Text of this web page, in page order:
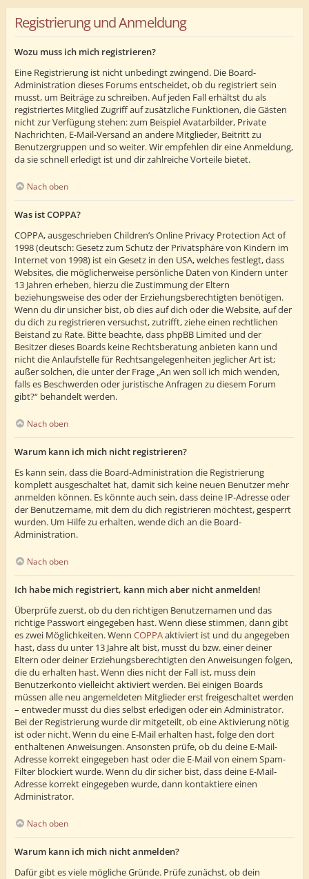
Registrierung und Anmeldung
Wozu muss ich mich registrieren?
Eine Registrierung ist nicht unbedingt zwingend. Die Board-
Administration dieses Forums entscheidet, ob du registriert sein
musst, um Beiträge zu schreiben. Auf jeden Fall erhältst du als
registriertes Mitglied Zugriff auf zusätzliche Funktionen, die Gästen
nicht zur Verfügung stehen: zum Beispiel Avatarbilder, Private
Nachrichten, E-Mail-Versand an andere Mitglieder, Beitritt zu
Benutzergruppen und so weiter. Wir empfehlen dir eine Anmeldung,
da sie schnell erledigt ist und dir zahlreiche Vorteile bietet.
Nach oben
Was ist COPPA?
COPPA, ausgeschrieben Children’s Online Privacy Protection Act of
1998 (deutsch: Gesetz zum Schutz der Privatsphäre von Kindern im
Internet von 1998) ist ein Gesetz in den USA, welches festlegt, dass
Websites, die möglicherweise persönliche Daten von Kindern unter
13 Jahren erheben, hierzu die Zustimmung der Eltern
beziehungsweise des oder der Erziehungsberechtigten benötigen.
Wenn du dir unsicher bist, ob dies auf dich oder die Website, auf der
du dich zu registrieren versuchst, zutrifft, ziehe einen rechtlichen
Beistand zu Rate. Bitte beachte, dass phpBB Limited und der
Besitzer dieses Boards keine Rechtsberatung anbieten kann und
nicht die Anlaufstelle für Rechtsangelegenheiten jeglicher Art ist;
außer solchen, die unter der Frage „An wen soll ich mich wenden,
falls es Beschwerden oder juristische Anfragen zu diesem Forum
gibt?“ behandelt werden.
Nach oben
Warum kann ich mich nicht registrieren?
Es kann sein, dass die Board-Administration die Registrierung
komplett ausgeschaltet hat, damit sich keine neuen Benutzer mehr
anmelden können. Es könnte auch sein, dass deine IP-Adresse oder
der Benutzername, mit dem du dich registrieren möchtest, gesperrt
wurden. Um Hilfe zu erhalten, wende dich an die Board-
Administration.
Nach oben
Ich habe mich registriert, kann mich aber nicht anmelden!
Überprüfe zuerst, ob du den richtigen Benutzernamen und das
richtige Passwort eingegeben hast. Wenn diese stimmen, dann gibt
es zwei Möglichkeiten. Wenn COPPAaktiviert ist und du angegeben
hast, dass du unter 13 Jahre alt bist, musst du bzw. einer deiner
Eltern oder deiner Erziehungsberechtigten den Anweisungen folgen,
die du erhalten hast. Wenn dies nicht der Fall ist, muss dein
Benutzerkonto vielleicht aktiviert werden. Bei einigen Boards
müssen alle neu angemeldeten Mitglieder erst freigeschaltet werden
– entweder musst du dies selbst erledigen oder ein Administrator.
Bei der Registrierung wurde dir mitgeteilt, ob eine Aktivierung nötig
ist oder nicht. Wenn du eine E-Mail erhalten hast, folge den dort
enthaltenen Anweisungen. Ansonsten prüfe, ob du deine E-Mail-
Adresse korrekt eingegeben hast oder die E-Mail von einem Spam-
Filter blockiert wurde. Wenn du dir sicher bist, dass deine E-Mail-
Adresse korrekt eingegeben wurde, dann kontaktiere einen
Administrator.
Nach oben
Warum kann ich mich nicht anmelden?
Dafür gibt es viele mögliche Gründe. Prüfe zunächst, ob dein